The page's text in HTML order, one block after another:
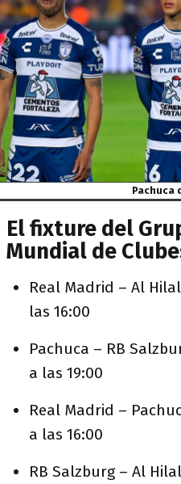
Pachuca
El fixture del
Mundial de
Real Madrid – Al
las 16:00
Pachuca – RB
a las 19:00
Real Madrid –
a las 16:00
RB Salzburg – Al